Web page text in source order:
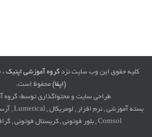
کلیه حقوق این وب سایت نزد گروه آموزشی اپتیک ،
(اپفا)محفوظ است.
طراحی سایت و محتواگذاری توسط: گروه
Comsol , بلور فوتونی , کریستال فوتونی , گرافن , پلاسمونیک